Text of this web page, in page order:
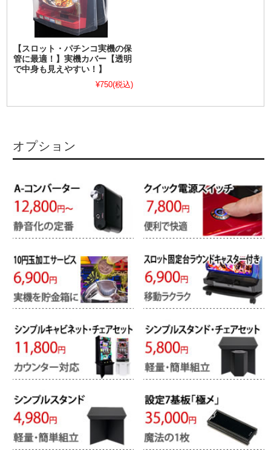
【スロット・パチンコ実機の保
管に最適！】実機カバー【透明
で中身も見えやすい！】
¥750(税込)
オプション